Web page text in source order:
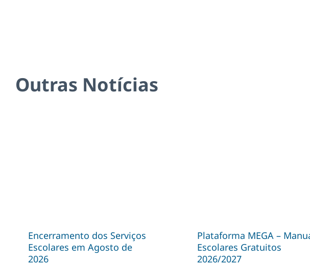
Outras Notícias
Encerramento dos Serviços
Escolares em Agosto de
2026
Plataforma MEGA –
Escolares Gratuitos
2026/2027